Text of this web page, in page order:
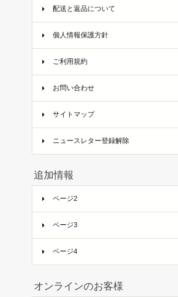
配送と返品について
個人情報保護方針
ご利用規約
お問い合わせ
サイトマップ
ニュースレター登録解除
追加情報
ページ2
ページ3
ページ4
オンラインのお客様